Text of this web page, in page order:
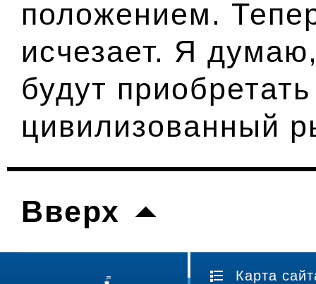
положением.
исчезает. Я
будут
цивилизованный
Вверх
Карта